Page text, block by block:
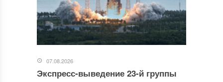
07.08.2026
Экспресс-выведение 23-й группы